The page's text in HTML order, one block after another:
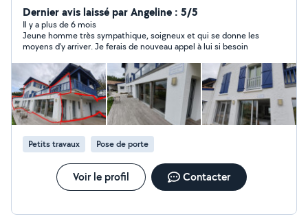
démoussage de toiture traitement de toiture
traitement de façade pose de gouttière tous travaux
toiture Peinture intérieur mur et plafond extérieur
façade Muret portail porte de garage porte d'entrée
volet sous de toi et divers peintures (Tous travaux en
maçonnerie) Entretien parc et jardin élagage d'arbre
abattage d'arbre tente de pelouse taille de haie
débroussaillage enlèvement des mauvaises herbes Tous
les outils nécessaires remorque camion benne et
camion nacelle déplacement et devis gratuit et
vérification également si vous avez besoin n'hésitez pas
à m'envoyer un message de vos travaux merci bonne
journée à vous ( Si je ne réponds pas sur le site allô
voisin merci de me contacter au 06a41b01cd44e87 !)
Dernier avis laissé par Angeline : 5/5
Il y a plus de 6 mois
Jeune homme très sympathique, soigneux et qui se donne les
moyens d'y arriver. Je ferais de nouveau appel à lui si besoin
Petits travaux Pose de porte
Voir le profil Contacter